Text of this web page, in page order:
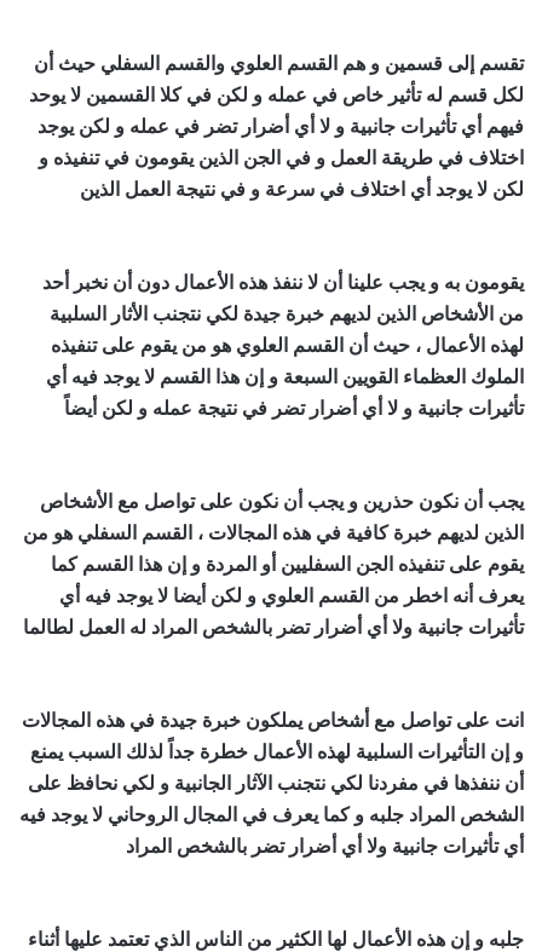
تقسم إلى قسمين و هم القسم العلوي والقسم السفلي حيث أن
لكل قسم له تأثير خاص في عمله و لكن في كلا القسمين لا يوحد
فيهم أي تأثيرات جانبية و لا أي أضرار تضر في عمله و لكن يوجد
اختلاف في طريقة العمل و في الجن الذين يقومون في تنفيذه و
لكن لا يوجد أي اختلاف في سرعة و في نتيجة العمل الذين
يقومون به و يجب علينا أن لا ننفذ هذه الأعمال دون أن نخبر أحد
من الأشخاص الذين لديهم خبرة جيدة لكي نتجنب الأثار السلبية
لهذه الأعمال ، حيث أن القسم العلوي هو من يقوم على تنفيذه
الملوك العظماء القويين السبعة و إن هذا القسم لا يوجد فيه أي
تأثيرات جانبية و لا أي أضرار تضر في نتيجة عمله و لكن أيضاً
يجب أن نكون حذرين و يجب أن نكون على تواصل مع الأشخاص
الذين لديهم خبرة كافية في هذه المجالات ، القسم السفلي هو من
يقوم على تنفيذه الجن السفليين أو المردة و إن هذا القسم كما
يعرف أنه اخطر من القسم العلوي و لكن أيضا لا يوجد فيه أي
تأثيرات جانبية ولا أي أضرار تضر بالشخص المراد له العمل لطالما
انت على تواصل مع أشخاص يملكون خبرة جيدة في هذه المجالات
و إن التأثيرات السلبية لهذه الأعمال خطرة جداً لذلك السبب يمنع
أن ننفذها في مفردنا لكي نتجنب الآثار الجانبية و لكي نحافظ على
الشخص المراد جلبه و كما يعرف في المجال الروحاني لا يوجد فيه
أي تأثيرات جانبية ولا أي أضرار تضر بالشخص المراد
جلبه و إن هذه الأعمال لها الكثير من الناس الذي تعتمد عليها أثناء